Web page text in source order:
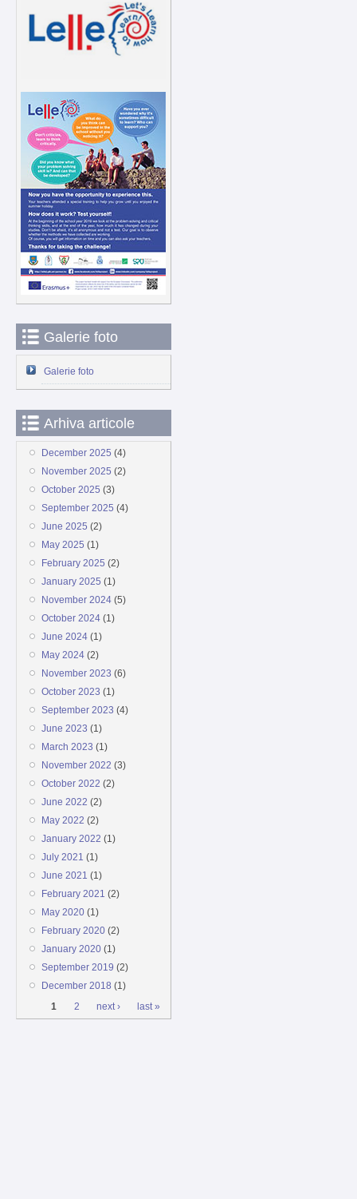
Galerie foto
Galerie foto
Arhiva articole
December 2025 (4)
November 2025 (2)
October 2025 (3)
September 2025 (4)
June 2025 (2)
May 2025 (1)
February 2025 (2)
January 2025 (1)
November 2024(5)
October 2024(1)
June 2024(1)
May 2024(2)
November 2023 (6)
October 2023 (1)
September 2023 (4)
June 2023 (1)
March 2023 (1)
November 2022 (3)
October 2022 (2)
June 2022 (2)
May 2022 (2)
January 2022 (1)
July 2021 (1)
June 2021 (1)
February 2021 (2)
May 2020(1)
February 2020(2)
January 2020(1)
September 2019 (2)
December 2018 (1)
Pages
1 2 next › last »